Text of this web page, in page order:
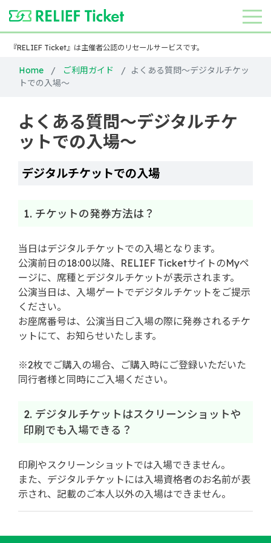
『RELIEF Ticket』は主催者公認のリセールサービスです。
Home ご利用ガイド
よくある質問～デジタルチケッ
トでの入場～
よくある質問～デジタルチケ
ットでの入場～
デジタルチケットでの入場
1. チケットの発券方法は？
当日はデジタルチケットでの入場となります。
公演前日の18:00以降、RELIEF TicketサイトのMyペ
ージに、席種とデジタルチケットが表示されます。
公演当日は、入場ゲートでデジタルチケットをご提示
ください。
お座席番号は、公演当日ご入場の際に発券されるチケ
ットにて、お知らせいたします。
※2枚でご購入の場合、ご購入時にご登録いただいた
同行者様と同時にご入場ください。
2. デジタルチケットはスクリーンショットや
印刷でも入場できる？
印刷やスクリーンショットでは入場できません。
また、デジタルチケットには入場資格者のお名前が表
示され、記載のご本人以外の入場はできません。